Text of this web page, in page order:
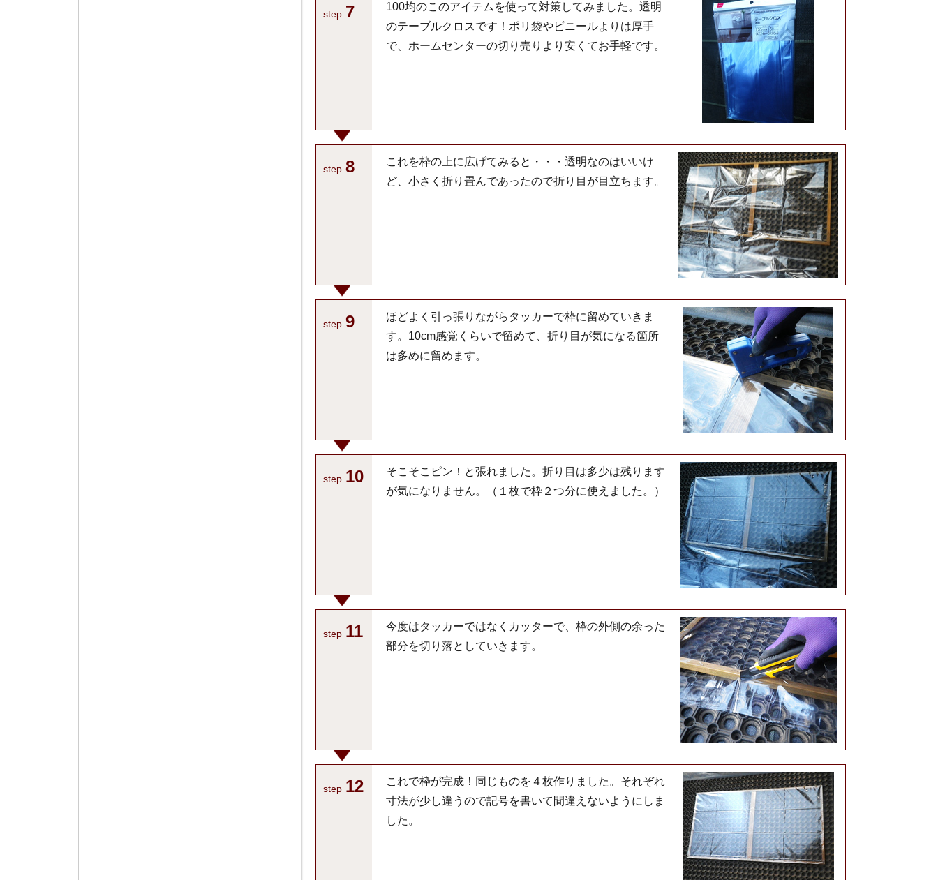
step 7
100均のこのアイテムを使って対策してみました。透明
のテーブルクロスです！ポリ袋やビニールよりは厚手
で、ホームセンターの切り売りより安くてお手軽です。
step 8
これを枠の上に広げてみると・・・透明なのはいいけ
ど、小さく折り畳んであったので折り目が目立ちます。
step 9
ほどよく引っ張りながらタッカーで枠に留めていきま
す。10cm感覚くらいで留めて、折り目が気になる箇所
は多めに留めます。
step 10
そこそこピン！と張れました。折り目は多少は残ります
が気になりません。（１枚で枠２つ分に使えました。）
step 11
今度はタッカーではなくカッターで、枠の外側の余った
部分を切り落としていきます。
step 12
これで枠が完成！同じものを４枚作りました。それぞれ
寸法が少し違うので記号を書いて間違えないようにしま
した。